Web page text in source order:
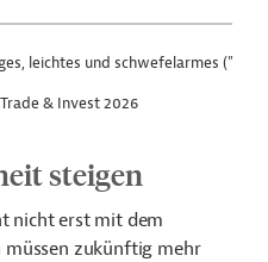
leichtes und schwefelarmes
& Invest 2026
steigen
nicht erst mit dem
zukünftig mehr